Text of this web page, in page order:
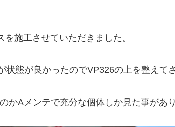
施工させていただきました。
態が良かったのでVP326の上を整えて
かAメンテで充分な個体しか見た事があり